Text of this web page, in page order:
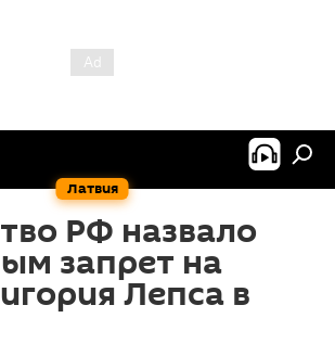
Латвия
РФ назвало
запрет на
Лепса в